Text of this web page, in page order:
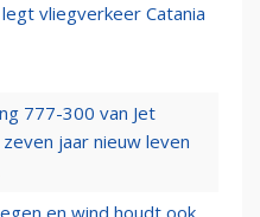
vliegverkeer Catania
777-300 van Jet
jaar nieuw leven